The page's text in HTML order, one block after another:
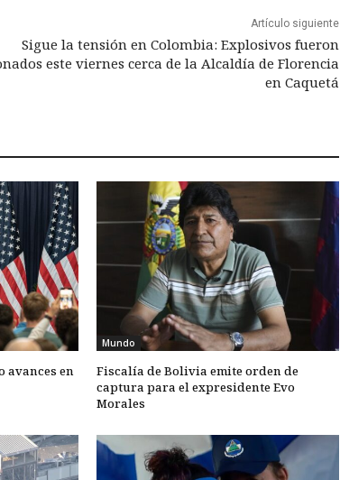
Artículo siguiente
Sigue la tensión en Colombia: Explosivos fueron
este viernes cerca de la Alcaldía de Florencia
en Caquetá
avances en
Mundo
Fiscalía de Bolivia emite orden de
captura para el expresidente Evo
Morales